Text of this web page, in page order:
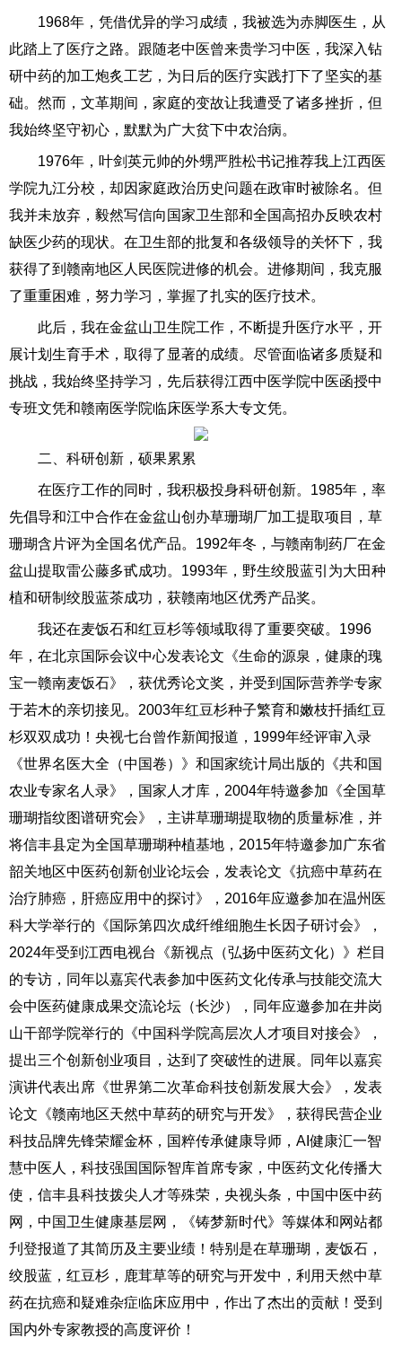
1968年，凭借优异的学习成绩，我被选为赤脚医生，从
此踏上了医疗之路。跟随老中医曾来贵学习中医，我深入钻
研中药的加工炮炙工艺，为日后的医疗实践打下了坚实的基
础。然而，文革期间，家庭的变故让我遭受了诸多挫折，但
我始终坚守初心，默默为广大贫下中农治病。
1976年，叶剑英元帅的外甥严胜松书记推荐我上江西医
学院九江分校，却因家庭政治历史问题在政审时被除名。但
我并未放弃，毅然写信向国家卫生部和全国高招办反映农村
缺医少药的现状。在卫生部的批复和各级领导的关怀下，我
获得了到赣南地区人民医院进修的机会。进修期间，我克服
了重重困难，努力学习，掌握了扎实的医疗技术。
此后，我在金盆山卫生院工作，不断提升医疗水平，开
展计划生育手术，取得了显著的成绩。尽管面临诸多质疑和
挑战，我始终坚持学习，先后获得江西中医学院中医函授中
专班文凭和赣南医学院临床医学系大专文凭。
二、科研创新，硕果累累
在医疗工作的同时，我积极投身科研创新。1985年，率
先倡导和江中合作在金盆山创办草珊瑚厂加工提取项目，草
珊瑚含片评为全国名优产品。1992年冬，与赣南制药厂在金
盆山提取雷公藤多甙成功。1993年，野生绞股蓝引为大田种
植和研制绞股蓝茶成功，获赣南地区优秀产品奖。
我还在麦饭石和红豆杉等领域取得了重要突破。1996
年，在北京国际会议中心发表论文《生命的源泉，健康的瑰
宝一赣南麦饭石》，获优秀论文奖，并受到国际营养学专家
于若木的亲切接见。2003年红豆杉种子繁育和嫩枝扦插红豆
杉双双成功！央视七台曾作新闻报道，1999年经评审入录
《世界名医大全（中国卷）》和国家统计局出版的《共和国
农业专家名人录》，国家人才库，2004年特邀参加《全国草
珊瑚指纹图谱研究会》，主讲草珊瑚提取物的质量标准，并
将信丰县定为全国草珊瑚种植基地，2015年特邀参加广东省
韶关地区中医药创新创业论坛会，发表论文《抗癌中草药在
治疗肺癌，肝癌应用中的探讨》，2016年应邀参加在温州医
科大学举行的《国际第四次成纤维细胞生长因子研讨会》，
2024年受到江西电视台《新视点（弘扬中医药文化）》栏目
的专访，同年以嘉宾代表参加中医药文化传承与技能交流大
会中医药健康成果交流论坛（长沙），同年应邀参加在井岗
山干部学院举行的《中国科学院高层次人才项目对接会》，
提出三个创新创业项目，达到了突破性的进展。同年以嘉宾
演讲代表出席《世界第二次革命科技创新发展大会》，发表
论文《赣南地区天然中草药的研究与开发》，获得民营企业
科技品牌先锋荣耀金杯，国粹传承健康导师，AI健康汇一智
慧中医人，科技强国国际智库首席专家，中医药文化传播大
使，信丰县科技拨尖人才等殊荣，央视头条，中国中医中药
网，中国卫生健康基层网，《铸梦新时代》等媒体和网站都
刋登报道了其简历及主要业绩！特别是在草珊瑚，麦饭石，
绞股蓝，红豆杉，鹿茸草等的研究与开发中，利用天然中草
药在抗癌和疑难杂症临床应用中，作出了杰出的贡献！受到
国内外专家教授的高度评价！